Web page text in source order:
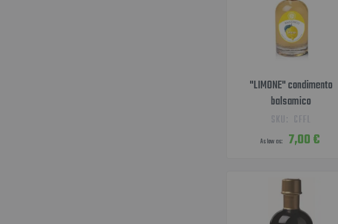
"LIMONE" condimento
balsamico
SKU: CFFL
As low as 7,00 €